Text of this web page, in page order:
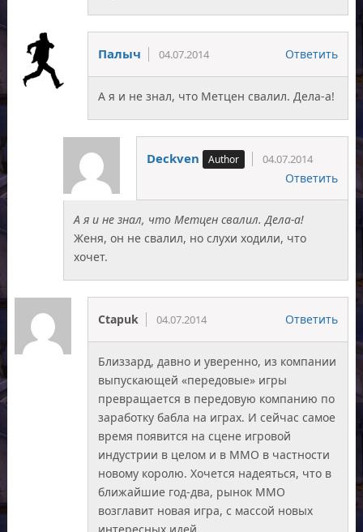
Палыч 04.07.2014 Ответить
А я и не знал, что Метцен свалил. Дела-а!
Deckven 04.07.2014
Ответить
А я и не знал, что Метцен свалил. Дела-а!
Женя, он не свалил, но слухи ходили, что
хочет.
Ctapuk 04.07.2014 Ответить
Близзард, давно и уверенно, из компании
выпускающей «передовые» игры
превращается в передовую компанию по
заработку бабла на играх. И сейчас самое
время появится на сцене игровой
индустрии в целом и в ММО в частности
новому королю. Хочется надеяться, что в
ближайшие год-два, рынок ММО
возглавит новая игра, с массой новых
интересных идей.